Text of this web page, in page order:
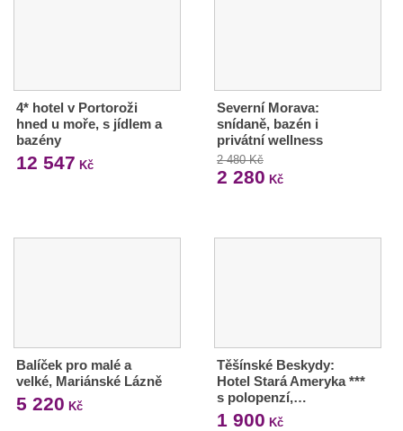
4* hotel v Portoroži
hned u moře, s jídlem a
bazény
12 547 Kč
Severní Morava:
snídaně, bazén i
privátní wellness
2 480 Kč
2 280 Kč
Balíček pro malé a
velké, Mariánské Lázně
5 220 Kč
Těšínské Beskydy:
Hotel Stará Ameryka ***
s polopenzí,…
1 900 Kč